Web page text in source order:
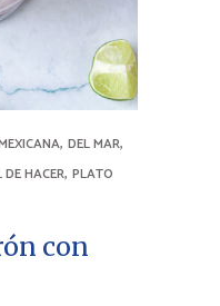
, DEL MAR,
DE HACER, PLATO
con